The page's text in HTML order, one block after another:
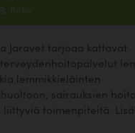
Turku
Jaravet tarjoaa kattavat
lemmikkieläinten
sairauksien
liittyviä toimenpiteitä.